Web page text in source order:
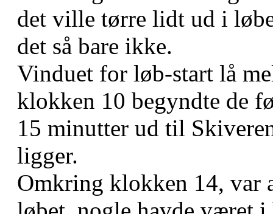
det ville tørre lidt ud i
det så bare ikke.
Vinduet for løb-start lå
klokken 10 begyndte de
15 minutter ud til
ligger.
Omkring klokken 14, var